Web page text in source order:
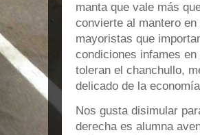
manta que vale más
convierte al mantero
mayoristas que
condiciones infames
toleran el chanchullo,
delicado de la
Nos gusta disimular
derecha es alumna